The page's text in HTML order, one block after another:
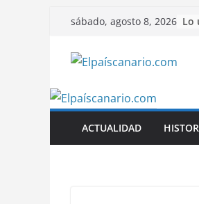
Saltar
contenido
sábado, agosto 8, 2026 Lo
ACTUALIDAD